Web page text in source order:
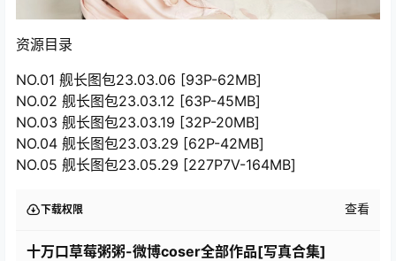
资源目录
NO.01 舰长图包23.03.06 [93P-62MB]
NO.02 舰长图包23.03.12 [63P-45MB]
NO.03 舰长图包23.03.19 [32P-20MB]
NO.04 舰长图包23.03.29 [62P-42MB]
NO.05 舰长图包23.05.29 [227P7V-164MB]
下载权限 查看
十万口草莓粥粥-微博coser全部作品[写真合集]